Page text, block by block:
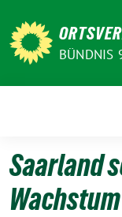
zum
Inhalt
BÜNDNIS
Saarland